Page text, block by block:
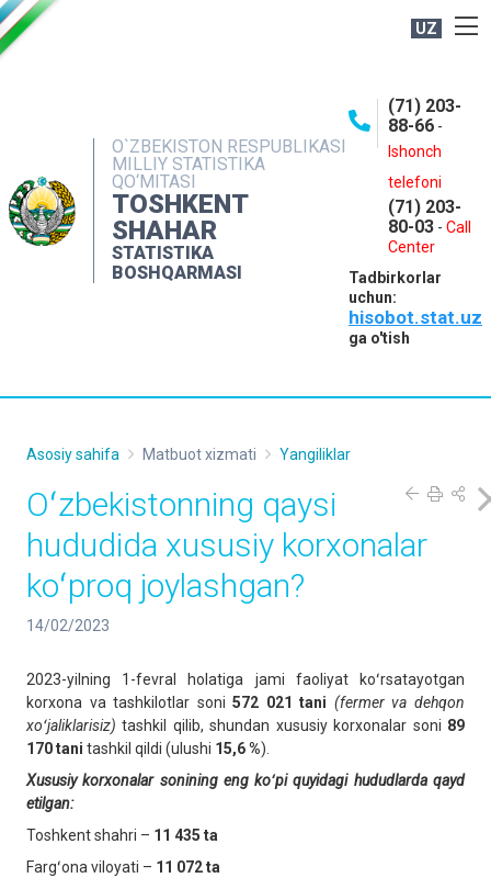
UZ
O`ZBEKISTON RESPUBLIKASI
MILLIY STATISTIKA
QO‘MITASI
TOSHKENT
SHAHAR
STATISTIKA
BOSHQARMASI
(71) 203-
88-66 -
Ishonch
telefoni
(71) 203-
80-03 - Call
Center
Tadbirkorlar
uchun:
hisobot.stat.uz
ga o'tish
NASHRLAR
INTERAKTIV XIZMATLAR
MATBUOT XIZMATI
MUROJAATLAR
Asosiy sahifa Matbuot xizmati Yangiliklar
Oʻzbekistonning qaysi
hududida xususiy korxonalar
koʻproq joylashgan?
14/02/2023
2023-yilning 1-fevral holatiga jami faoliyat koʻrsatayotgan
korxona va tashkilotlar soni572 021 tani (fermer va dehqon
xoʻjaliklarisiz) tashkil qilib, shundan xususiy korxonalar soni 89
170 tani tashkil qildi (ulushi 15,6 %).
Xususiy korxonalar sonining eng koʻpi quyidagi hududlarda qayd
etilgan:
Toshkent shahri – 11 435 ta
Fargʻona viloyati – 11 072 ta